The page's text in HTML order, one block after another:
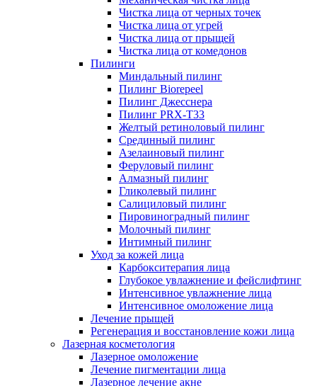
Чистка лица от черных точек
Чистка лица от угрей
Чистка лица от прыщей
Чистка лица от комедонов
Пилинги
Миндальный пилинг
Пилинг Biorepeel
Пилинг Джесснера
Пилинг PRX-T33
Желтый ретиноловый пилинг
Срединный пилинг
Азелаиновый пилинг
Феруловый пилинг
Алмазный пилинг
Гликолевый пилинг
Салициловый пилинг
Пировиноградный пилинг
Молочный пилинг
Интимный пилинг
Уход за кожей лица
Карбокситерапия лица
Глубокое увлажнение и фейслифтинг
Интенсивное увлажнение лица
Интенсивное омоложение лица
Лечение прыщей
Регенерация и восстановление кожи лица
Лазерная косметология
Лазерное омоложение
Лечение пигментации лица
Лазерное лечение акне